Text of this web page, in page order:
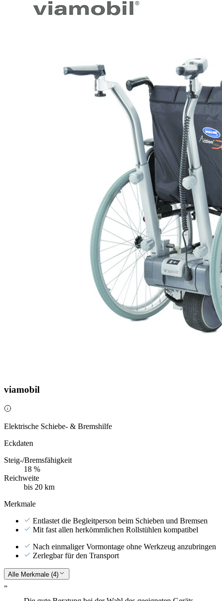
viamobil
Elektrische Schiebe- & Bremshilfe
Eckdaten
Steig-/Bremsfähigkeit
18 %
Reichweite
bis 20 km
Merkmale
Entlastet die Begleitperson beim Schieben und Bremsen
Mit fast allen herkömmlichen Rollstühlen kompatibel
Nach einmaliger Vormontage ohne Werkzeug anzubringen
Zerlegbar für den Transport
Alle Merkmale (4)
„